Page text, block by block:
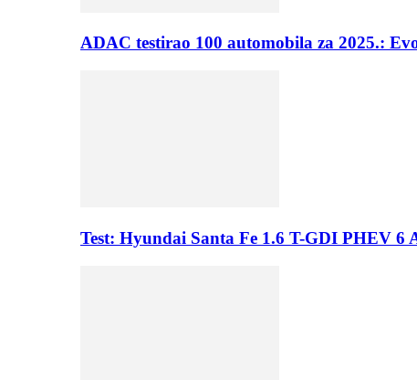
ADAC testirao 100 automobila za 2025.:
Test: Hyundai Santa Fe 1.6 T-GDI PHEV 6